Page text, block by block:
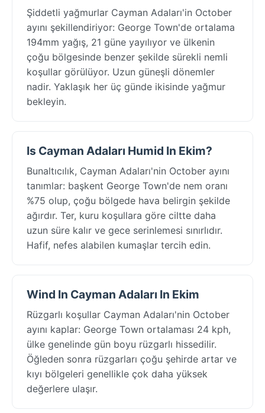
Şiddetli yağmurlar Cayman Adaları'in October
ayını şekillendiriyor: George Town'de ortalama
194mm yağış, 21 güne yayılıyor ve ülkenin
çoğu bölgesinde benzer şekilde sürekli nemli
koşullar görülüyor. Uzun güneşli dönemler
nadir. Yaklaşık her üç günde ikisinde yağmur
bekleyin.
Is Cayman Adaları Humid In Ekim?
Bunaltıcılık, Cayman Adaları'nin October ayını
tanımlar: başkent George Town'de nem oranı
%75 olup, çoğu bölgede hava belirgin şekilde
ağırdır. Ter, kuru koşullara göre ciltte daha
uzun süre kalır ve gece serinlemesi sınırlıdır.
Hafif, nefes alabilen kumaşlar tercih edin.
Wind In Cayman Adaları In Ekim
Rüzgarlı koşullar Cayman Adaları'nin October
ayını kaplar: George Town ortalaması 24 kph,
ülke genelinde gün boyu rüzgarlı hissedilir.
Öğleden sonra rüzgarları çoğu şehirde artar ve
kıyı bölgeleri genellikle çok daha yüksek
değerlere ulaşır.